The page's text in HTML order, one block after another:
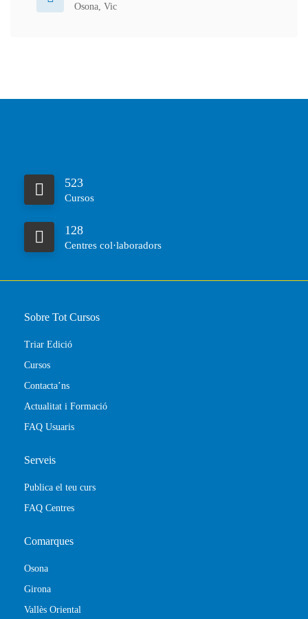
Osona, Vic
523
Cursos
128
Centres col·laboradors
Sobre Tot Cursos
Triar Edició
Cursos
Contacta’ns
Actualitat i Formació
FAQ Usuaris
Serveis
Publica el teu curs
FAQ Centres
Comarques
Osona
Girona
Vallès Oriental